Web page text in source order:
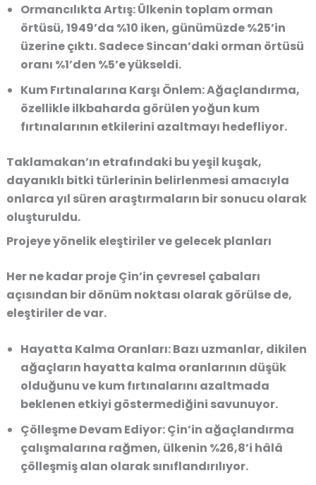
Ormancılıkta Artış:Ülkenin toplam orman
örtüsü, 1949’da %10 iken, günümüzde %25’in
üzerine çıktı. Sadece Sincan’daki orman örtüsü
oranı %1’den %5’e yükseldi.
Kum Fırtınalarına Karşı Önlem:Ağaçlandırma,
özellikle ilkbaharda görülen yoğun kum
fırtınalarının etkilerini azaltmayı hedefliyor.
Taklamakan’ın etrafındaki bu yeşil kuşak,
dayanıklı bitki türlerinin belirlenmesi amacıyla
onlarca yıl süren araştırmaların bir sonucu olarak
oluşturuldu.
Projeye yönelik eleştiriler ve gelecek planları
Her ne kadar proje Çin’in çevresel çabaları
açısından bir dönüm noktası olarak görülse de,
eleştiriler de var.
Hayatta Kalma Oranları:Bazı uzmanlar, dikilen
ağaçların hayatta kalma oranlarının düşük
olduğunu ve kum fırtınalarını azaltmada
beklenen etkiyi göstermediğini savunuyor.
Çölleşme Devam Ediyor:Çin’in ağaçlandırma
çalışmalarına rağmen, ülkenin %26,8’i hâlâ
çölleşmiş alan olarak sınıflandırılıyor.